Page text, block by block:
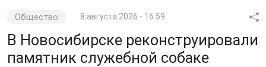
Общество 8 августа 2026 - 16:59
В Новосибирске реконструировали
памятник служебной собаке